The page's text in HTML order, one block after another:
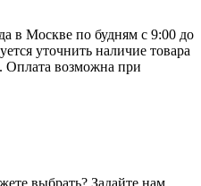
в Москве по будням с 9:00 до
уточнить наличие товара
Оплата возможна при
выбрать? Задайте нам